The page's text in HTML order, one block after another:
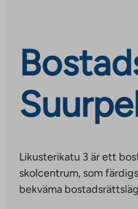
Likusterikatu 3 är ett
skolcentrum, som
bekväma